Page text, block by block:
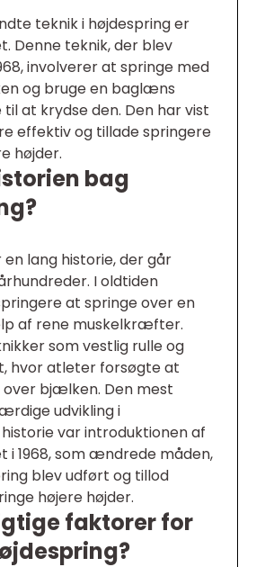
teknik i højdespring er
Denne teknik, der blev
involverer at springe med
og bruge en baglæns
at krydse den. Den har vist
effektiv og tillade springere
højder.
bag
en lang historie, der går
I oldtiden
at springe over en
af rene muskelkræfter.
som vestlig rulle og
hvor atleter forsøgte at
bjælken. Den mest
udvikling i
var introduktionen af
i 1968, som ændrede måden,
blev udført og tillod
højere højder.
faktorer for